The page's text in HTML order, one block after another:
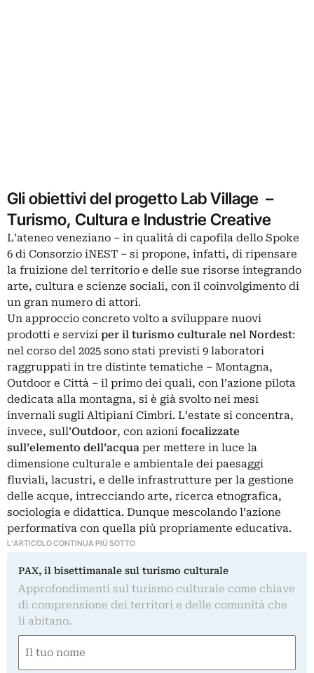
Gli obiettivi del progetto Lab Village –
Turismo, Cultura e Industrie Creative
L’ateneo veneziano – in qualità di capofila dello Spoke
6 di Consorzio iNEST – si propone, infatti, di ripensare
la fruizione del territorio e delle sue risorse integrando
arte, cultura e scienze sociali, con il coinvolgimento di
un gran numero di attori.
Un approccio concreto volto a sviluppare nuovi
prodotti e servizi per il turismo culturale nel Nordest:
nel corso del 2025 sono stati previsti 9 laboratori
raggruppati in tre distinte tematiche – Montagna,
Outdoor e Città – il primo dei quali, con l’azione pilota
dedicata alla montagna, si è già svolto nei mesi
invernali sugli Altipiani Cimbri. L’estate si concentra,
invece, sull’Outdoor, con azioni focalizzate
sull’elemento dell’acqua per mettere in luce la
dimensione culturale e ambientale dei paesaggi
fluviali, lacustri, e delle infrastrutture per la gestione
delle acque, intrecciando arte, ricerca etnografica,
sociologia e didattica. Dunque mescolando l’azione
performativa con quella più propriamente educativa.
L'ARTICOLO CONTINUA PIÙ SOTTO
PAX, il bisettimanale sul turismo culturale
Approfondimenti sul turismo culturale come chiave
di comprensione dei territori e delle comunità che
li abitano.
(Obbligatorio)